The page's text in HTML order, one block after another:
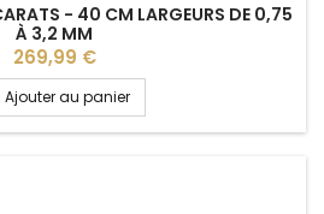
- 40 CM LARGEURS DE 0,75
À 3,2 MM
Prix
269,99 €
Ajouter au panier